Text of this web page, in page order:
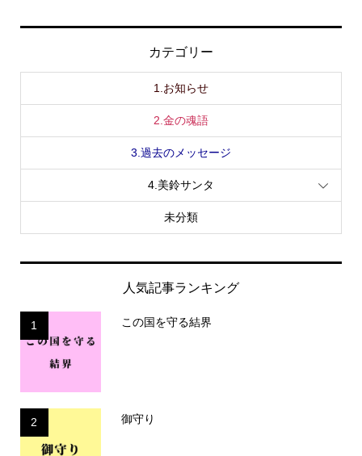
カテゴリー
1.お知らせ
2.金の魂語
3.過去のメッセージ
4.美鈴サンタ
未分類
人気記事ランキング
1 この国を守る結界
2 御守り